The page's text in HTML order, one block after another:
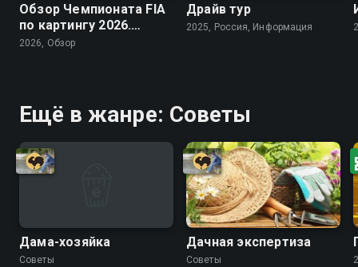
Обзор Чемпионата FIA
по картингу 2026.
Arrive and Drive
2026, Обзор
Драйв тур
2025, Россия, Информация
Ещё в жанре: Советы
Дама-хозяйка
Советы
Дачная экспертиза
Советы